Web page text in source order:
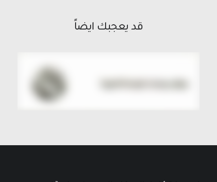
قد يعجبك ايضاً